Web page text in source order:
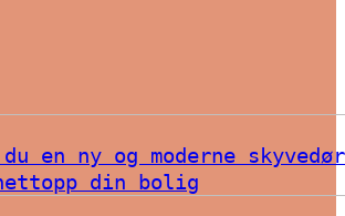
en ny og moderne skyvedør
din bolig